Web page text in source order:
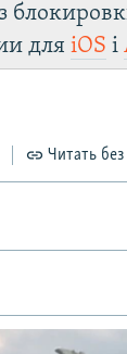
дляiOS і
Читать без